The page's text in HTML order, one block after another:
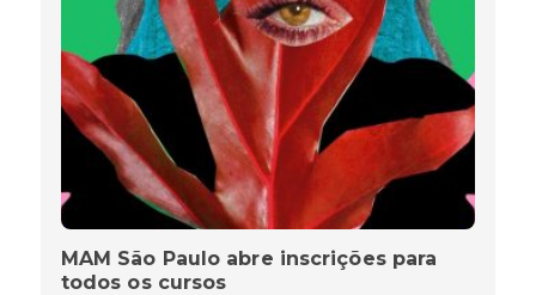
MAM São Paulo abre inscrições para
todos os cursos